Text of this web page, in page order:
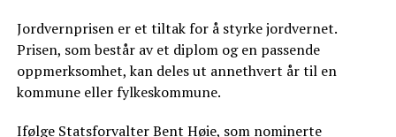
Jordvernprisen er et tiltak for å styrke jordvernet.
Prisen, som består av et diplom og en passende
oppmerksomhet, kan deles ut annethvert år til en
kommune eller fylkeskommune.
Ifølge Statsforvalter Bent Høie, som nominerte